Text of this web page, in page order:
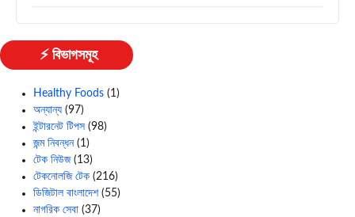
⚡ বিভাগসমূহ
Healthy Foods (1)
অন্যান্য (97)
ইন্টারনেট টিপস (98)
জন্ম নিবন্ধন(1)
টেক নিউজ(13)
টেকনোলজি টেক (216)
ডিজিটাল বাংলাদেশ(55)
নাগরিক সেবা (37)